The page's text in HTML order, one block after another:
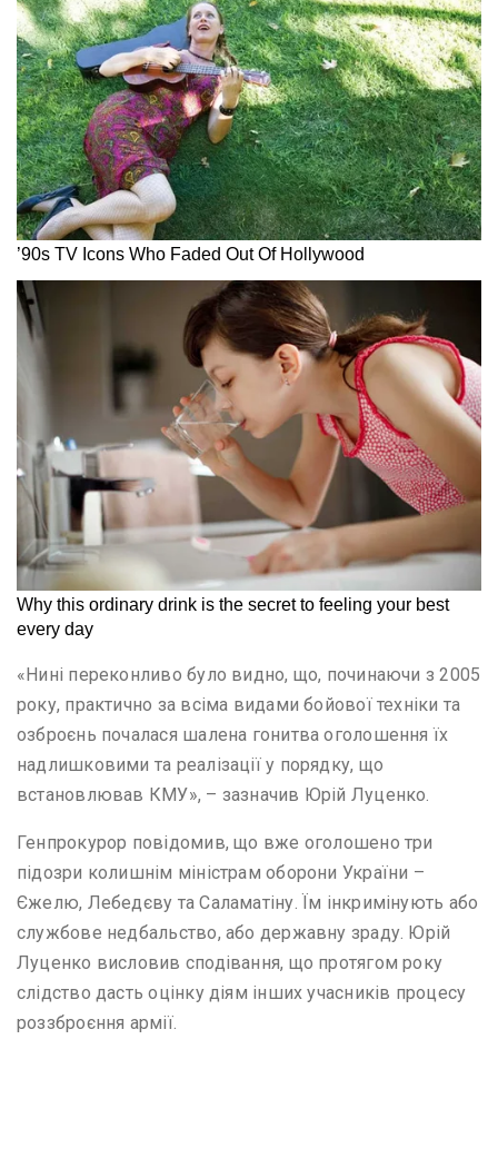
«Нині переконливо було видно, що, починаючи з 2005
року, практично за всіма видами бойової техніки та
озброєнь почалася шалена гонитва оголошення їх
надлишковими та реалізації у порядку, що
встановлював КМУ», – зазначив Юрій Луценко.
Генпрокурор повідомив, що вже оголошено три
підозри колишнім міністрам оборони України –
Єжелю, Лебедєву та Саламатіну. Їм інкримінують або
службове недбальство, або державну зраду. Юрій
Луценко висловив сподівання, що протягом року
слідство дасть оцінку діям інших учасників процесу
роззброєння армії.